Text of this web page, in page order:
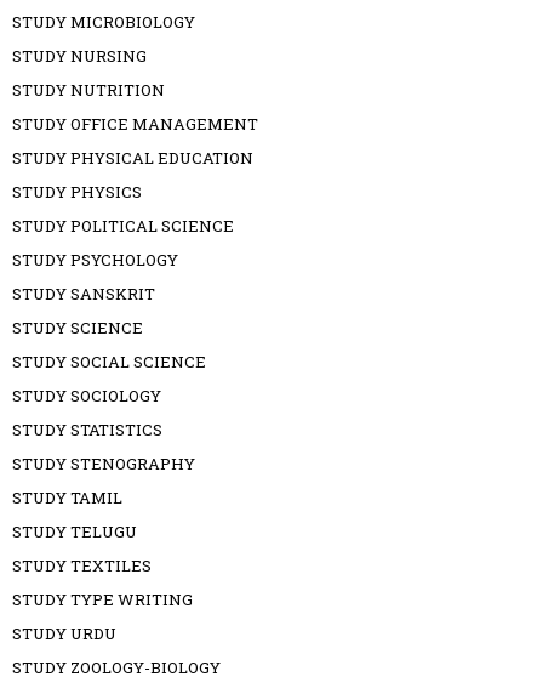
STUDY MICROBIOLOGY
STUDY NURSING
STUDY NUTRITION
STUDY OFFICE MANAGEMENT
STUDY PHYSICAL EDUCATION
STUDY PHYSICS
STUDY POLITICAL SCIENCE
STUDY PSYCHOLOGY
STUDY SANSKRIT
STUDY SCIENCE
STUDY SOCIAL SCIENCE
STUDY SOCIOLOGY
STUDY STATISTICS
STUDY STENOGRAPHY
STUDY TAMIL
STUDY TELUGU
STUDY TEXTILES
STUDY TYPE WRITING
STUDY URDU
STUDY ZOOLOGY-BIOLOGY